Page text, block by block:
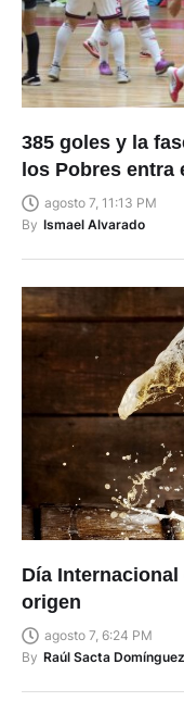
385 goles y la
los Pobres entra
agosto 7, 11:13 PM
By
Ismael Alvarado
Día
origen
agosto 7, 6:24 PM
By
Raúl Sacta Domínguez